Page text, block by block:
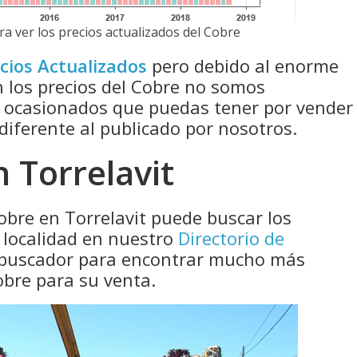
ver los precios actualizados del Cobre
Actualizados pero debido al enorme
precios del Cobre no somos
que puedas tener por vender
al publicado por nosotros.
Torrelavit
en Torrelavit puede buscar los
en nuestro Directorio de
para encontrar mucho más
para su venta.